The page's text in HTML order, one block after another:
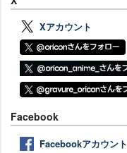
Xアカウント
Facebook
Facebookアカウント